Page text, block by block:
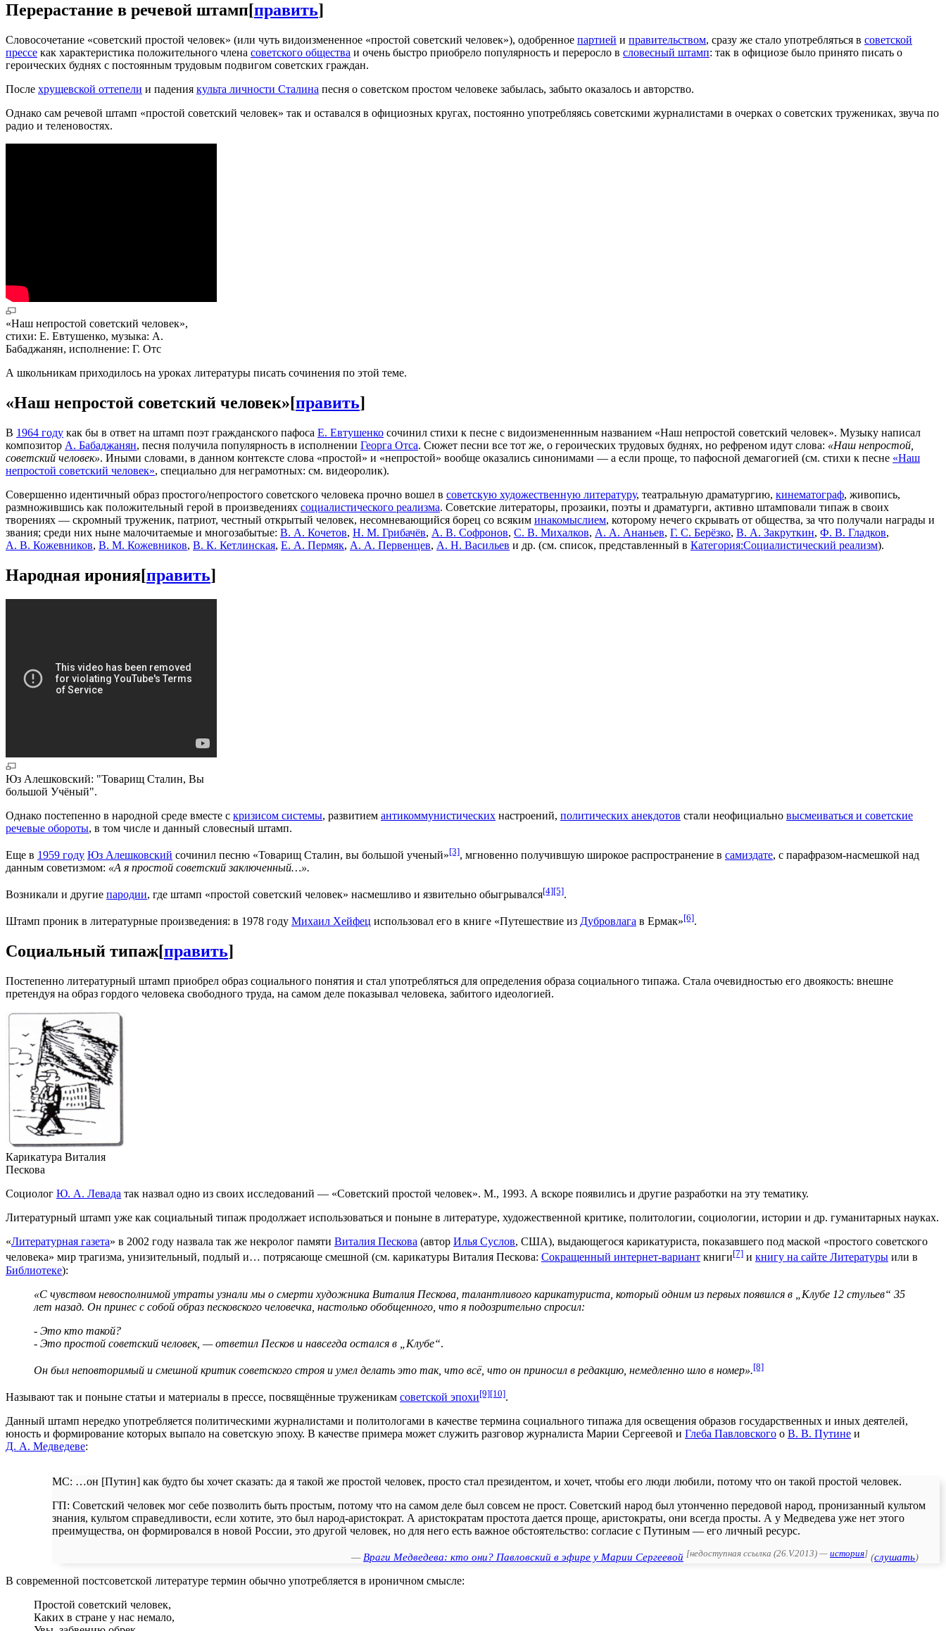
Перерастание в речевой штамп[править]
Словосочетание «советский простой человек» (или чуть видоизмененное «простой советский человек»), одобренное партией и правительством, сразу же стало употребляться в советской
прессе как характеристика положительного члена советского общества и очень быстро приобрело популярность и переросло в словесный штамп: так в официозе было принято писать о
героических буднях с постоянным трудовым подвигом советских граждан.
После хрущевской оттепели и падения культа личности Сталина песня о советском простом человеке забылась, забыто оказалось и авторство.
Однако сам речевой штамп «простой советский человек» так и оставался в официозных кругах, постоянно употребляясь советскими журналистами в очерках о советских тружениках, звуча по
радио и теленовостях.
«Наш непростой советский человек»,
стихи: Е. Евтушенко, музыка: А.
Бабаджанян, исполнение: Г. Отс
А школьникам приходилось на уроках литературы писать сочинения по этой теме.
«Наш непростой советский человек»[править]
В 1964 году как бы в ответ на штамп поэт гражданского пафоса Е. Евтушенко сочинил стихи к песне с видоизмененнным названием «Наш непростой советский человек». Музыку написал
композитор А. Бабаджанян, песня получила популярность в исполнении Георга Отса. Сюжет песни все тот же, о героических трудовых буднях, но рефреном идут слова: «Наш непростой,
советский человек». Иными словами, в данном контексте слова «простой» и «непростой» вообще оказались синонимами — а если проще, то пафосной демагогией (см. стихи к песне «Наш
непростой советский человек», специально для неграмотных: см. видеоролик).
Совершенно идентичный образ простого/непростого советского человека прочно вошел в советскую художественную литературу, театральную драматургию, кинематограф, живопись,
размножившись как положительный герой в произведениях социалистического реализма. Cоветские литераторы, прозаики, поэты и драматурги, активно штамповали типаж в своих
творениях — скромный труженик, патриот, честный открытый человек, несомневающийся борец со всяким инакомыслием, которому нечего скрывать от общества, за что получали награды и
звания; среди них ныне малочитаемые и многозабытые: В. А. Кочетов, Н. М. Грибачёв, А. В. Софронов, С. В. Михалков, А. А. Ананьев, Г. С. Берёзко, В. А. Закруткин, Ф. В. Гладков,
А. В. Кожевников, В. М. Кожевников, В. К. Кетлинская, Е. А. Пермяк, А. А. Первенцев, А. Н. Васильев и др. (см. список, представленный в Категория:Социалистический реализм).
Народная ирония[править]
Юз Алешковский: "Товарищ Сталин, Вы
большой Учёный".
Однако постепенно в народной среде вместе с кризисом системы, развитием антикоммунистических настроений, политических анекдотов стали неофициально высмеиваться и советские
речевые обороты, в том числе и данный словесный штамп.
Еще в 1959 году Юз Алешковский сочинил песню «Товарищ Сталин, вы большой ученый»[3], мгновенно получившую широкое распространение в самиздате, с парафразом-насмешкой над
данным советизмом: «А я простой советский заключенный…».
Возникали и другие пародии, где штамп «простой советский человек» насмешливо и язвительно обыгрывался[4][5].
Штамп проник в литературные произведения: в 1978 году Михаил Хейфец использовал его в книге «Путешествие из Дубровлага в Ермак»[6].
Социальный типаж[править]
Постепенно литературный штамп приобрел образ социального понятия и стал употребляться для определения образа социального типажа. Стала очевидностью его двоякость: внешне
претендуя на образ гордого человека свободного труда, на самом деле показывал человека, забитого идеологией.
Карикатура Виталия
Пескова
Социолог Ю. А. Левада так назвал одно из своих исследований — «Советский простой человек». М., 1993. А вскоре появились и другие разработки на эту тематику.
Литературный штамп уже как социальный типаж продолжает использоваться и поныне в литературе, художественной критике, политологии, социологии, истории и др. гуманитарных науках.
«Литературная газета» в 2002 году назвала так же некролог памяти Виталия Пескова (автор Илья Суслов, США), выдающегося карикатуриста, показавшего под маской «простого советского
человека» мир трагизма, унизительный, подлый и… потрясающе смешной (см. карикатуры Виталия Пескова: Сокращенный интернет-вариант книги[7] и книгу на сайте Литературы или в
Библиотеке):
«С чувством невосполнимой утраты узнали мы о смерти художника Виталия Пескова, талантливого карикатуриста, который одним из первых появился в „Клубе 12 стульев“ 35
лет назад. Он принес с собой образ песковского человечка, настолько обобщенного, что я подозрительно спросил:
- Это кто такой?
- Это простой советский человек, — ответил Песков и навсегда остался в „Клубе“.
Он был неповторимый и смешной критик советского строя и умел делать это так, что всё, что он приносил в редакцию, немедленно шло в номер».[8]
Называют так и поныне статьи и материалы в прессе, посвящённые труженикам советской эпохи[9][10].
Данный штамп нередко употребляется политическими журналистами и политологами в качестве термина социального типажа для освещения образов государственных и иных деятелей,
юность и формирование которых выпало на советскую эпоху. В качестве примера может служить разговор журналиста Марии Сергеевой и Глеба Павловского о В. В. Путине и
Д. А. Медведеве:
МС: …он [Путин] как будто бы хочет сказать: да я такой же простой человек, просто стал президентом, и хочет, чтобы его люди любили, потому что он такой простой человек.
ГП: Советский человек мог себе позволить быть простым, потому что на самом деле был совсем не прост. Советский народ был утонченно передовой народ, пронизанный культом
знания, культом справедливости, если хотите, это был народ-аристократ. А аристократам простота дается проще, аристократы, они всегда просты. А у Медведева уже нет этого
преимущества, он формировался в новой России, это другой человек, но для него есть важное обстоятельство: согласие с Путиным — его личный ресурс.
—Враги Медведева: кто они? Павловский в эфире у Марии Сергеевой [недоступная ссылка (26.V.2013) — история] (слушать)
В современной постсоветской литературе термин обычно употребляется в ироничном смысле:
Простой советский человек,
Каких в стране у нас немало,